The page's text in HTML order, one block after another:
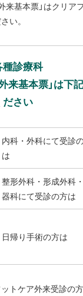
外来基本票」はクリア
い。
種診療科
外来基本票」は下
ださい
内科・外科にて受診
は
整形外科・形成外科
器科にて受診の方は
日帰り手術の方は
ットケア外来受診の